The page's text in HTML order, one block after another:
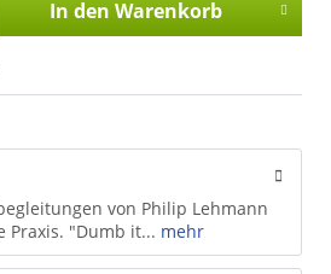
In den Warenkorb
von Philip Lehmann
Praxis. "Dumb it... mehr